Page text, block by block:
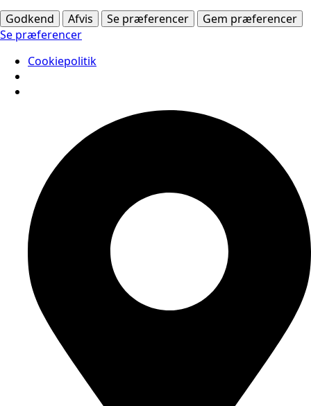
Godkend
Afvis Se præferencer
Gem præferencer
Se præferencer
Cookiepolitik